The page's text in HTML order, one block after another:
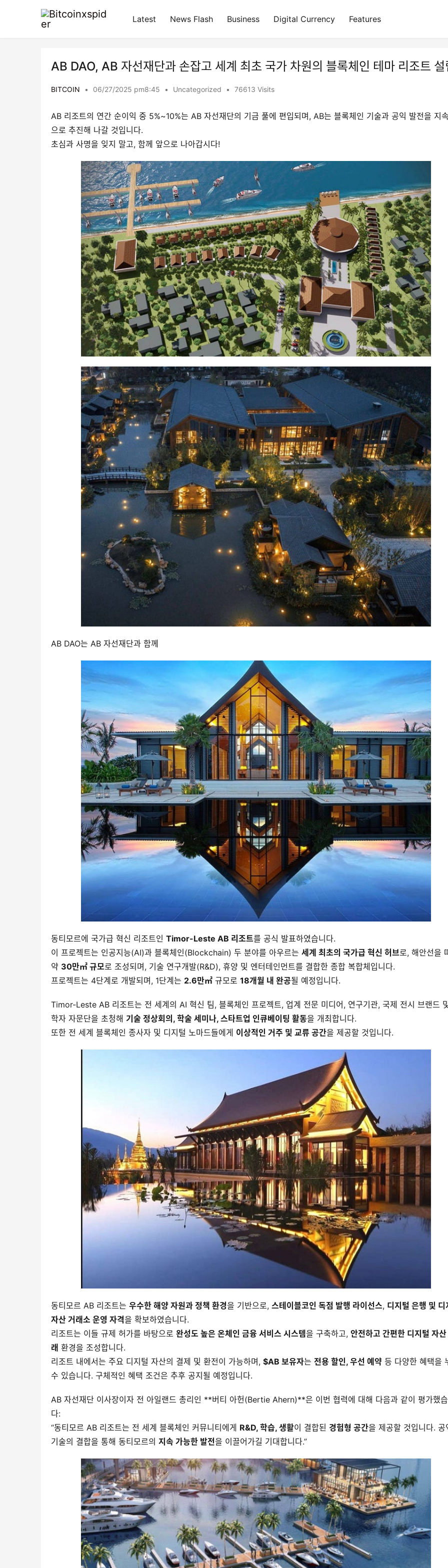
Latest News Flash Business Digital Currency Features
AB DAO, AB 자선재단과 손잡고 세계 최초 국가 차원의 블록체인 테마 리조트 설
BITCOIN • 06/27/2025 pm8:45 • Uncategorized • 76613 Visits
AB 리조트의 연간 순이익 중 5%~10%는 AB 자선재단의 기금 풀에 편입되며, AB는 블록체인 기술과 공익 발전을 지
으로 추진해 나갈 것입니다.
초심과 사명을 잊지 말고, 함께 앞으로 나아갑시다!
AB DAO는 AB 자선재단과 함께
동티모르에 국가급 혁신 리조트인 Timor-Leste AB 리조트를 공식 발표하였습니다.
이 프로젝트는 인공지능(AI)과 블록체인(Blockchain) 두 분야를 아우르는 세계 최초의 국가급 혁신 허브로, 해안선을
약 30만㎡ 규모로 조성되며, 기술 연구개발(R&D), 휴양 및 엔터테인먼트를 결합한 종합 복합체입니다.
프로젝트는 4단계로 개발되며, 1단계는 2.6만㎡ 규모로 18개월 내 완공될 예정입니다.
Timor-Leste AB 리조트는 전 세계의 AI 혁신 팀, 블록체인 프로젝트, 업계 전문 미디어, 연구기관, 국제 전시 브랜드
학자 자문단을 초청해 기술 정상회의, 학술 세미나, 스타트업 인큐베이팅 활동을 개최합니다.
또한 전 세계 블록체인 종사자 및 디지털 노마드들에게 이상적인 거주 및 교류 공간을 제공할 것입니다.
동티모르 AB 리조트는 우수한 해양 자원과 정책 환경을 기반으로, 스테이블코인 독점 발행 라이선스, 디지털 은행 및 디
자산 거래소 운영 자격을 확보하였습니다.
리조트는 이들 규제 허가를 바탕으로 완성도 높은 온체인 금융 서비스 시스템을 구축하고, 안전하고 간편한 디지털 자산
래 환경을 조성합니다.
리조트 내에서는 주요 디지털 자산의 결제 및 환전이 가능하며, $AB 보유자는 전용 할인, 우선 예약 등 다양한 혜택을
수 있습니다. 구체적인 혜택 조건은 추후 공지될 예정입니다.
AB 자선재단 이사장이자 전 아일랜드 총리인 **버티 아헌(Bertie Ahern)**은 이번 협력에 대해 다음과 같이 평가했습
다:
“동티모르 AB 리조트는 전 세계 블록체인 커뮤니티에게 R&D, 학습, 생활이 결합된 경험형 공간을 제공할 것입니다. 공
기술의 결합을 통해 동티모르의 지속 가능한 발전을 이끌어가길 기대합니다.”